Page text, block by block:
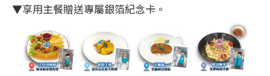
▼享用主餐贈送專屬銀箔紀念卡。